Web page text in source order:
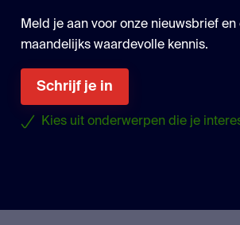
Meld je aan voor onze nieuwsbrief en
maandelijks waardevolle kennis.
Schrijf je in
Kies uit onderwerpen die je